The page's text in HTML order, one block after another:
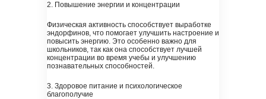
2. Повышение энергии и концентрации
Физическая активность способствует выработке
эндорфинов, что помогает улучшить настроение и
повысить энергию. Это особенно важно для
школьников, так как она способствует лучшей
концентрации во время учебы и улучшению
познавательных способностей.
3. Здоровое питание и психологическое
благополучие